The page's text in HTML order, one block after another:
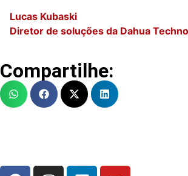
Lucas Kubaski
Diretor de soluções da Dahua
Compartilhe: